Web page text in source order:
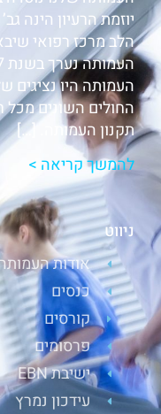
יוזמת הרעיון הינה
הלב מרכז רפואי
העמותה היו נציגים
החולים השונים מכל
תקנון העמותה. […]
להמשך קריאה >
ניווט
אודות
כנסים
קורסים
פרסומים
ישיבת EBN
עידכון נמרץ